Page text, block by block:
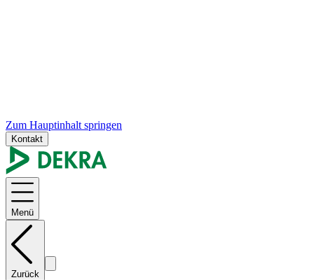
Zum Hauptinhalt springen
Kontakt
Menü
Zurück